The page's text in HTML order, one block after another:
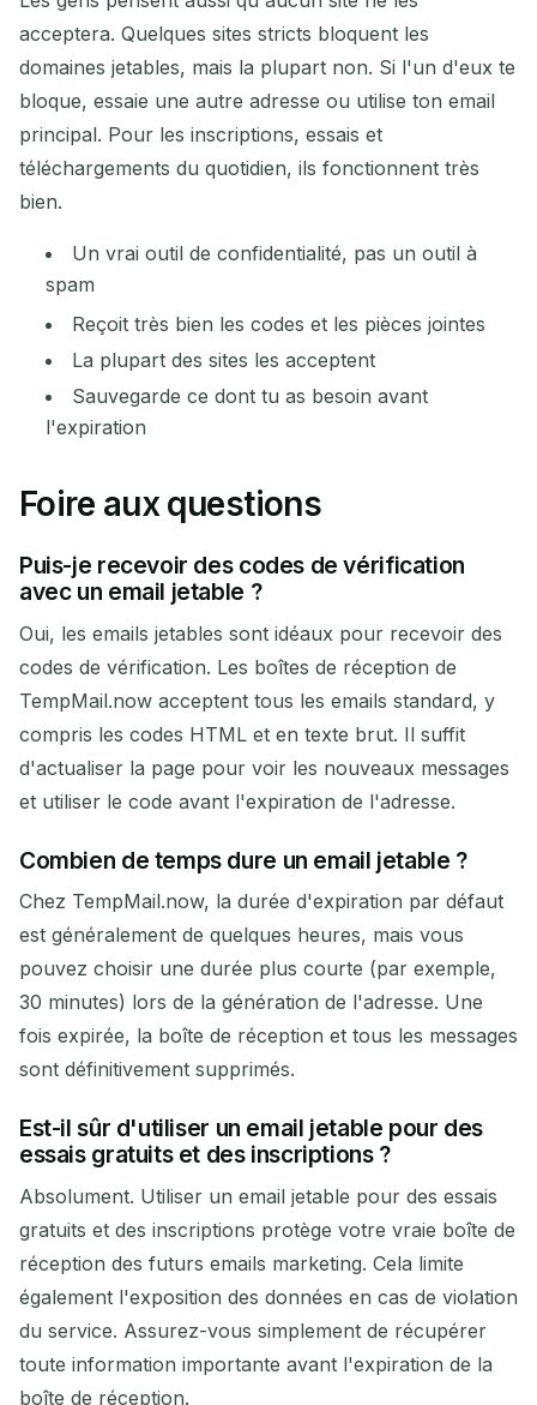
acceptera. Quelques sites stricts bloquent les
domaines jetables, mais la plupart non. Si l'un d'eux te
bloque, essaie une autre adresse ou utilise ton email
principal. Pour les inscriptions, essais et
téléchargements du quotidien, ils fonctionnent très
bien.
Un vrai outil de confidentialité, pas un outil à
spam
Reçoit très bien les codes et les pièces jointes
La plupart des sites les acceptent
Sauvegarde ce dont tu as besoin avant
l'expiration
Foire aux questions
Puis-je recevoir des codes de vérification
avec un email jetable ?
Oui, les emails jetables sont idéaux pour recevoir des
codes de vérification. Les boîtes de réception de
TempMail.now acceptent tous les emails standard, y
compris les codes HTML et en texte brut. Il suffit
d'actualiser la page pour voir les nouveaux messages
et utiliser le code avant l'expiration de l'adresse.
Combien de temps dure un email jetable ?
Chez TempMail.now, la durée d'expiration par défaut
est généralement de quelques heures, mais vous
pouvez choisir une durée plus courte (par exemple,
30 minutes) lors de la génération de l'adresse. Une
fois expirée, la boîte de réception et tous les messages
sont définitivement supprimés.
Est-il sûr d'utiliser un email jetable pour des
essais gratuits et des inscriptions ?
Absolument. Utiliser un email jetable pour des essais
gratuits et des inscriptions protège votre vraie boîte de
réception des futurs emails marketing. Cela limite
également l'exposition des données en cas de violation
du service. Assurez-vous simplement de récupérer
toute information importante avant l'expiration de la
boîte de réception.